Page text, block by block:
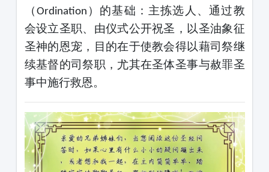
（ Ordination ）的基础：主拣选人、通过教
会设立圣职、由仪式公开祝圣，以圣油象征
圣神的恩宠，目的在于使教会得以藉司祭继
续基督的司祭职，尤其在圣体圣事与赦罪圣
事中施行救恩。